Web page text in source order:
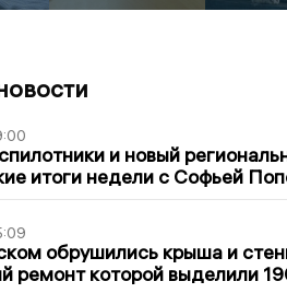
и новый
итоги недели с Софьей
обрушились крыша и
ремонт которой выделили